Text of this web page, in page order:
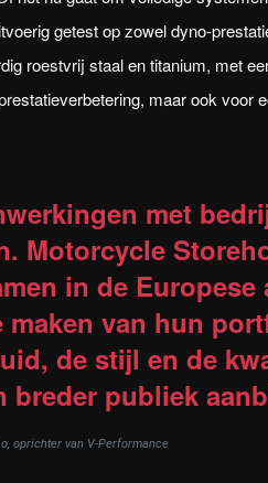
getest op zowel dyno-
roestvrij staal en titanium, met
maar ook voor
met
Motorcycle
in de Europese
van hun
de stijl en de
breder publiek
oprichter van V-Performance